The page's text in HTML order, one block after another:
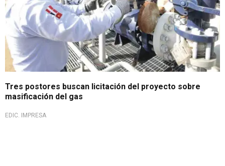
Tres postores buscan licitación del proyecto sobre
masificación del gas
EDIC. IMPRESA